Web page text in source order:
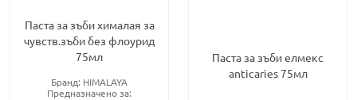
Паста за зъби хималая за
чувств.зъби без флоурид
75мл
Бранд: HIMALAYA
Предназначено за:
Паста за зъби елмекс
anticaries 75мл